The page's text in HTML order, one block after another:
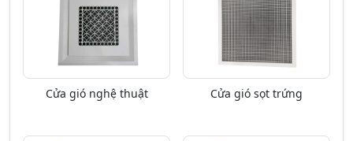
Cửa gió nghệ thuật Cửa gió sọt trứng